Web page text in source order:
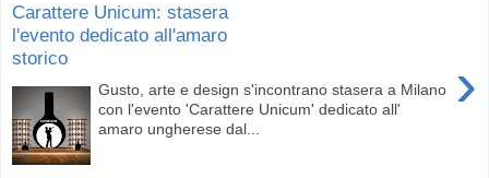
Carattere Unicum: stasera
l'evento dedicato all'amaro
storico
›
Gusto, arte e design s'incontrano stasera a Milano
con l'evento 'Carattere Unicum' dedicato all'
amaro ungherese dal...